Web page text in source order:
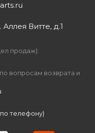
Аллея Витте, д.1
продаж):
вопросам возврата и
телефону)